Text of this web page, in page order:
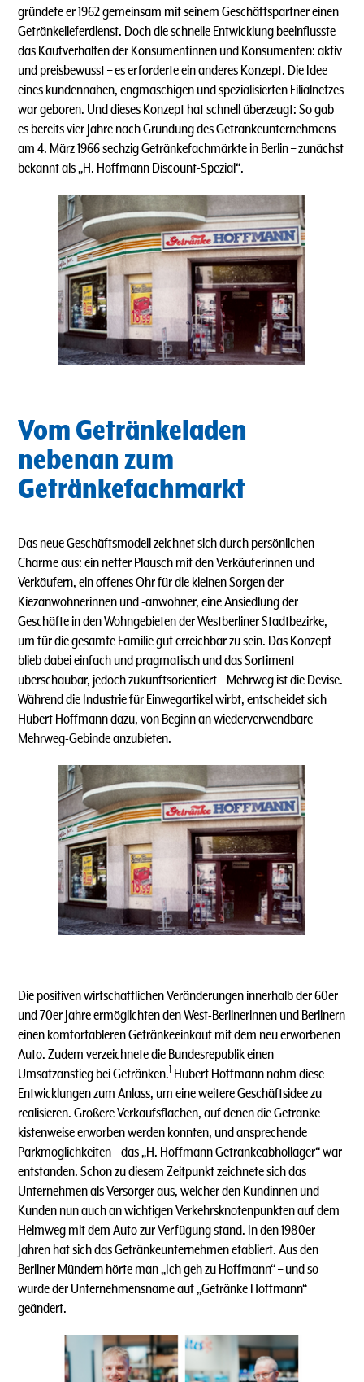
gründete er 1962 gemeinsam mit seinem Geschäftspartner einen
Getränkelieferdienst. Doch die schnelle Entwicklung beeinflusste
das Kaufverhalten der Konsumentinnen und Konsumenten: aktiv
und preisbewusst – es erforderte ein anderes Konzept. Die Idee
eines kundennahen, engmaschigen und spezialisierten Filialnetzes
war geboren. Und dieses Konzept hat schnell überzeugt: So gab
es bereits vier Jahre nach Gründung des Getränkeunternehmens
am 4. März 1966 sechzig Getränkefachmärkte in Berlin – zunächst
bekannt als „H. Hoffmann Discount-Spezial“.
Vom Getränkeladen
nebenan zum
Getränkefachmarkt
Das neue Geschäftsmodell zeichnet sich durch persönlichen
Charme aus: ein netter Plausch mit den Verkäuferinnen und
Verkäufern, ein offenes Ohr für die kleinen Sorgen der
Kiezanwohnerinnen und -anwohner, eine Ansiedlung der
Geschäfte in den Wohngebieten der Westberliner Stadtbezirke,
um für die gesamte Familie gut erreichbar zu sein. Das Konzept
blieb dabei einfach und pragmatisch und das Sortiment
überschaubar, jedoch zukunftsorientiert – Mehrweg ist die Devise.
Während die Industrie für Einwegartikel wirbt, entscheidet sich
Hubert Hoffmann dazu, von Beginn an wiederverwendbare
Mehrweg-Gebinde anzubieten.
Die positiven wirtschaftlichen Veränderungen innerhalb der 60er
und 70er Jahre ermöglichten den West-Berlinerinnen und Berlinern
einen komfortableren Getränkeeinkauf mit dem neu erworbenen
Auto. Zudem verzeichnete die Bundesrepublik einen
Umsatzanstieg bei Getränken.1 Hubert Hoffmann nahm diese
Entwicklungen zum Anlass, um eine weitere Geschäftsidee zu
realisieren. Größere Verkaufsflächen, auf denen die Getränke
kistenweise erworben werden konnten, und ansprechende
Parkmöglichkeiten – das „H. Hoffmann Getränkeabhollager“ war
entstanden. Schon zu diesem Zeitpunkt zeichnete sich das
Unternehmen als Versorger aus, welcher den Kundinnen und
Kunden nun auch an wichtigen Verkehrsknotenpunkten auf dem
Heimweg mit dem Auto zur Verfügung stand. In den 1980er
Jahren hat sich das Getränkeunternehmen etabliert. Aus den
Berliner Mündern hörte man „Ich geh zu Hoffmann“ – und so
wurde der Unternehmensname auf „Getränke Hoffmann“
geändert.